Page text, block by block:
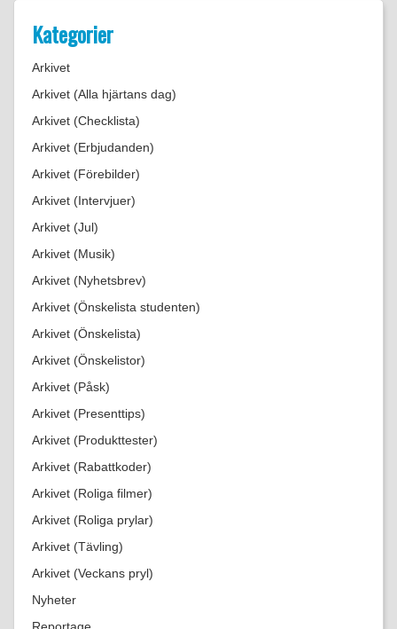
Kategorier
Arkivet
Arkivet (Alla hjärtans dag)
Arkivet (Checklista)
Arkivet (Erbjudanden)
Arkivet (Förebilder)
Arkivet (Intervjuer)
Arkivet (Jul)
Arkivet (Musik)
Arkivet (Nyhetsbrev)
Arkivet (Önskelista studenten)
Arkivet (Önskelista)
Arkivet (Önskelistor)
Arkivet (Påsk)
Arkivet (Presenttips)
Arkivet (Produkttester)
Arkivet (Rabattkoder)
Arkivet (Roliga filmer)
Arkivet (Roliga prylar)
Arkivet (Tävling)
Arkivet (Veckans pryl)
Nyheter